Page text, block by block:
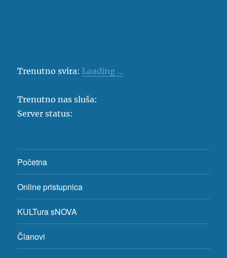
Trenutno svira: Loading ...
Trenutno nas sluša:
Server status:
Početna
Online pristupnica
KULTura sNOVA
Članovi